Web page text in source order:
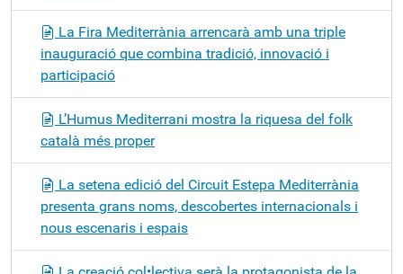
La Fira Mediterrània arrencarà amb una triple
inauguració que combina tradició, innovació i
participació
L’Humus Mediterrani mostra la riquesa del folk
català més proper
La setena edició del Circuit Estepa Mediterrània
presenta grans noms, descobertes internacionals i
nous escenaris i espais